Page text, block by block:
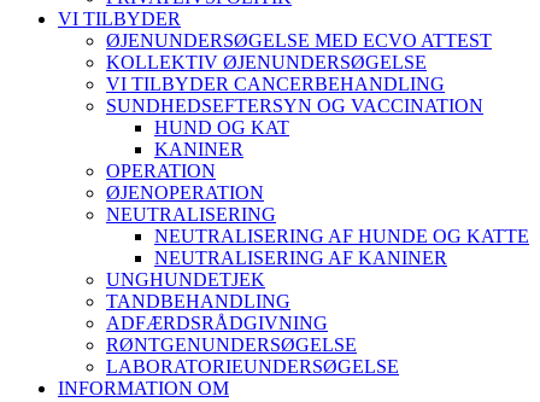
VI TILBYDER
ØJENUNDERSØGELSE MED ECVO ATTEST
KOLLEKTIV ØJENUNDERSØGELSE
VI TILBYDER CANCERBEHANDLING
SUNDHEDSEFTERSYN OG VACCINATION
HUND OG KAT
KANINER
OPERATION
ØJENOPERATION
NEUTRALISERING
NEUTRALISERING AF HUNDE OG KATTE
NEUTRALISERING AF KANINER
UNGHUNDETJEK
TANDBEHANDLING
ADFÆRDSRÅDGIVNING
RØNTGENUNDERSØGELSE
LABORATORIEUNDERSØGELSE
INFORMATION OM